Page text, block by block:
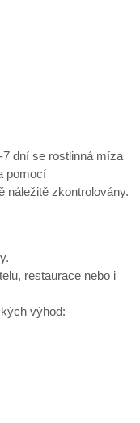
dní se rostlinná míza
pomocí
náležitě zkontrolovány.
restaurace nebo i
výhod: